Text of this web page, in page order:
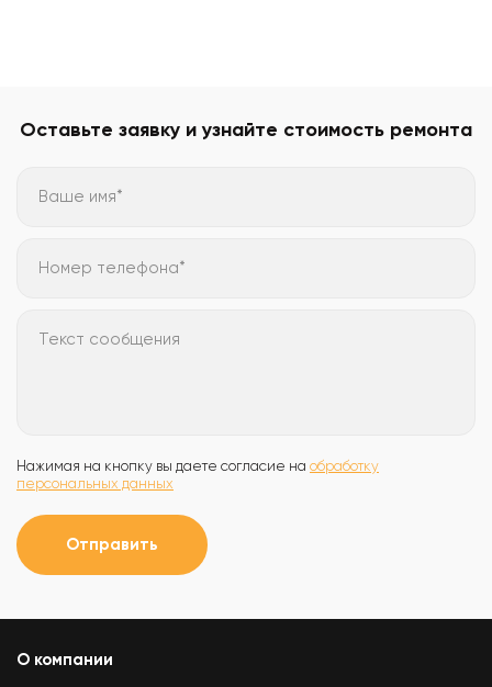
Оставьте заявку и узнайте стоимость ремонта
Ваше имя*
Номер телефона*
Текст сообщения
Нажимая на кнопку вы даете согласие на обработку
персональных данных
Отправить
О компании